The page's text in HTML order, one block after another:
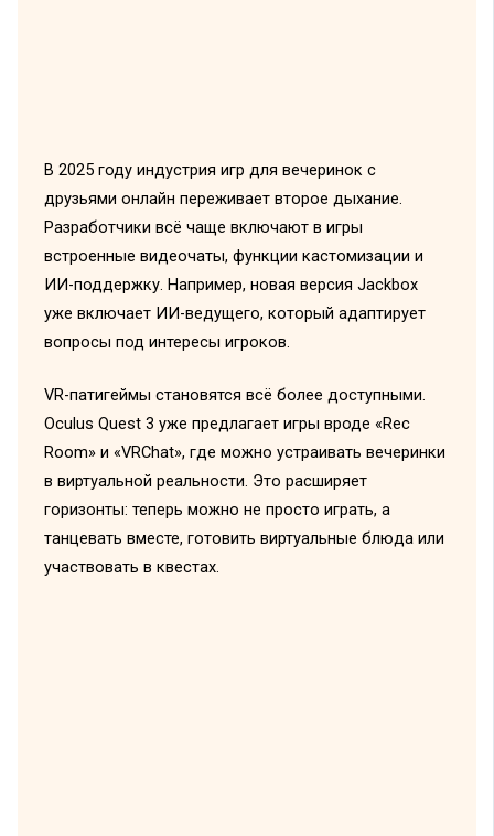
В 2025 году индустрия игр для вечеринок с
друзьями онлайн переживает второе дыхание.
Разработчики всё чаще включают в игры
встроенные видеочаты, функции кастомизации и
ИИ-поддержку. Например, новая версия Jackbox
уже включает ИИ-ведущего, который адаптирует
вопросы под интересы игроков.
VR-патигеймы становятся всё более доступными.
Oculus Quest 3 уже предлагает игры вроде «Rec
Room» и «VRChat», где можно устраивать вечеринки
в виртуальной реальности. Это расширяет
горизонты: теперь можно не просто играть, а
танцевать вместе, готовить виртуальные блюда или
участвовать в квестах.